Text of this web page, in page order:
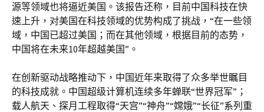
源等领域也将逼近美国。该报告还称，目前中国科技在快
速上升，对美国在科技领域的优势构成了挑战，“在一些领
域，中国已超过美国；而在其他领域，根据目前的态势，
中国将在未来10年超越美国”。
在创新驱动战略推动下，中国近年来取得了众多举世瞩目
的科技成就。中国超级计算机连续多年蝉联“世界冠军”；
载人航天、探月工程取得“天宫”“神舟”“嫦娥”“长征”系列重